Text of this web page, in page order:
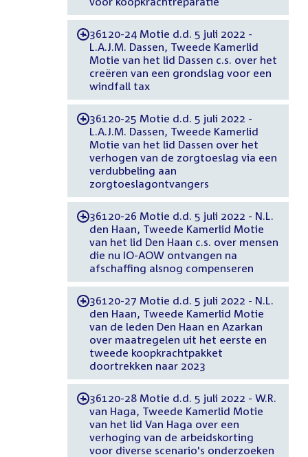
-36120-24 Motie d.d. 5 juli 2022 -
L.A.J.M. Dassen, Tweede Kamerlid
Motie van het lid Dassen c.s. over het
creëren van een grondslag voor een
windfall tax
-36120-25 Motie d.d. 5 juli 2022 -
L.A.J.M. Dassen, Tweede Kamerlid
Motie van het lid Dassen over het
verhogen van de zorgtoeslag via een
verdubbeling aan
zorgtoeslagontvangers
-36120-26 Motie d.d. 5 juli 2022 - N.L.
den Haan, Tweede Kamerlid Motie
van het lid Den Haan c.s. over mensen
die nu IO-AOW ontvangen na
afschaffing alsnog compenseren
-36120-27 Motie d.d. 5 juli 2022 - N.L.
den Haan, Tweede Kamerlid Motie
van de leden Den Haan en Azarkan
over maatregelen uit het eerste en
tweede koopkrachtpakket
doortrekken naar 2023
-36120-28 Motie d.d. 5 juli 2022 - W.R.
van Haga, Tweede Kamerlid Motie
van het lid Van Haga over een
verhoging van de arbeidskorting
voor diverse scenario's onderzoeken